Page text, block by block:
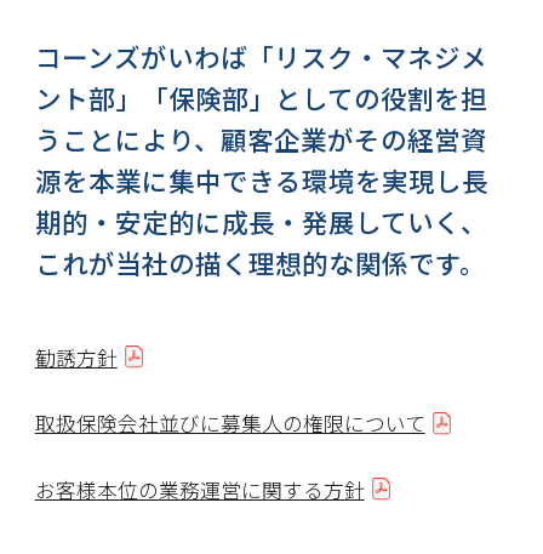
コーンズがいわば「リスク・マネジメ
ント部」「保険部」としての役割を担
うことにより、顧客企業がその経営資
源を本業に集中できる環境を実現し長
期的・安定的に成長・発展していく、
これが当社の描く理想的な関係です。
勧誘方針
取扱保険会社並びに募集人の権限について
お客様本位の業務運営に関する方針